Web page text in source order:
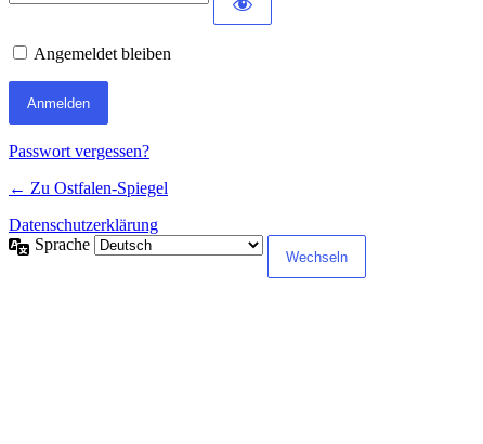
Angemeldet bleiben
Passwort vergessen?
← Zu Ostfalen-Spiegel
Datenschutzerklärung
Sprache